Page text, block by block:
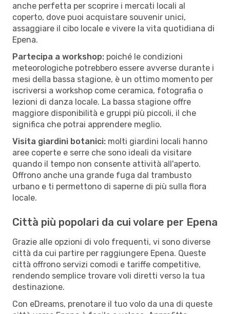
anche perfetta per scoprire i mercati locali al
coperto, dove puoi acquistare souvenir unici,
assaggiare il cibo locale e vivere la vita quotidiana di
Epena.
Partecipa a workshop: poiché le condizioni
meteorologiche potrebbero essere avverse durante i
mesi della bassa stagione, è un ottimo momento per
iscriversi a workshop come ceramica, fotografia o
lezioni di danza locale. La bassa stagione offre
maggiore disponibilità e gruppi più piccoli, il che
significa che potrai apprendere meglio.
Visita giardini botanici: molti giardini locali hanno
aree coperte e serre che sono ideali da visitare
quando il tempo non consente attività all'aperto.
Offrono anche una grande fuga dal trambusto
urbano e ti permettono di saperne di più sulla flora
locale.
Città più popolari da cui volare per Epena
Grazie alle opzioni di volo frequenti, vi sono diverse
città da cui partire per raggiungere Epena. Queste
città offrono servizi comodi e tariffe competitive,
rendendo semplice trovare voli diretti verso la tua
destinazione.
Con eDreams, prenotare il tuo volo da una di queste